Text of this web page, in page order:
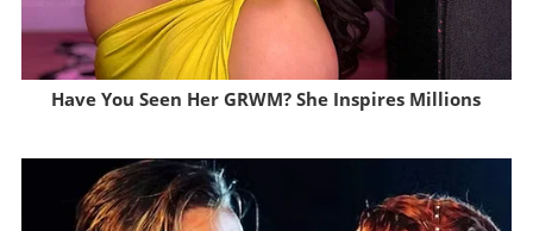
Have You Seen Her GRWM? She Inspires Millions